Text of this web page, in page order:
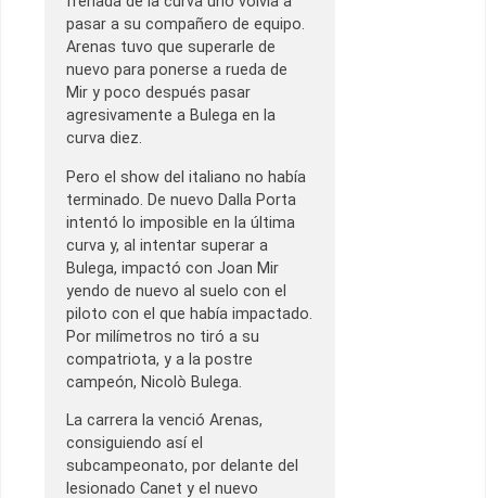
pasar a su compañero de equipo.
Arenas tuvo que superarle de
nuevo para ponerse a rueda de
Mir y poco después pasar
agresivamente a Bulega en la
curva diez.
Pero el show del italiano no había
terminado. De nuevo Dalla Porta
intentó lo imposible en la última
curva y, al intentar superar a
Bulega, impactó con Joan Mir
yendo de nuevo al suelo con el
piloto con el que había impactado.
Por milímetros no tiró a su
compatriota, y a la postre
campeón, Nicolò Bulega.
La carrera la venció Arenas,
consiguiendo así el
subcampeonato, por delante del
lesionado Canet y el nuevo